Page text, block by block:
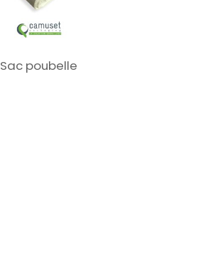
Sac poubelle